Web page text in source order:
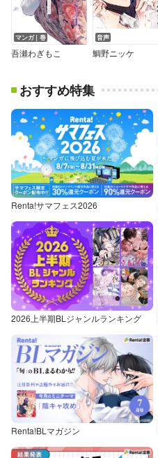
マンガ｜巻
吾瀬わぎもこ
音声
鯛野ニッケ
おすすめ特集
Renta!サマフェス2026
2026上半期BLジャンルランキング
Renta!BLマガジン